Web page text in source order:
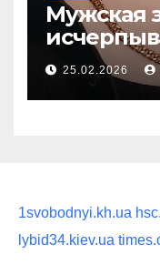
Мужская
25.02.2026
1svobodnyi.kh.ua
lybid34.kiev.ua